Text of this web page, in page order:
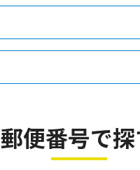
郵便番号で